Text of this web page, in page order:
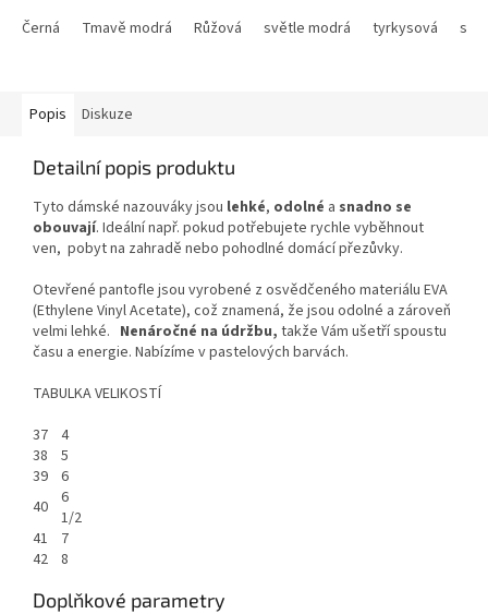
Černá
Tmavě modrá Růžová světle modrá tyrkysová
Popis Diskuze
Detailní popis produktu
Tyto dámské nazouváky jsou lehké, odolné a snadno se
obouvají. Ideální např. pokud potřebujete rychle vyběhnout
ven, pobyt na zahradě nebo pohodlné domácí přezůvky.
Otevřené pantofle jsou vyrobené z osvědčeného materiálu EVA
(Ethylene Vinyl Acetate), což znamená, že jsou odolné a zároveň
velmi lehké. Nenáročné na údržbu, takže Vám ušetří spoustu
času a energie. Nabízíme v pastelových barvách.
TABULKA VELIKOSTÍ
37 4
38
5
39 6
40 6
1/2
41
7
42 8
Doplňkové parametry